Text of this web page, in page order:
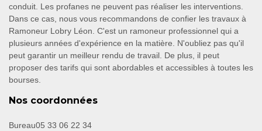
conduit. Les profanes ne peuvent pas réaliser les interventions.
Dans ce cas, nous vous recommandons de confier les travaux à
Ramoneur Lobry Léon. C'est un ramoneur professionnel qui a
plusieurs années d'expérience en la matière. N'oubliez pas qu'il
peut garantir un meilleur rendu de travail. De plus, il peut
proposer des tarifs qui sont abordables et accessibles à toutes les
bourses.
Nos coordonnées
Bureau05 33 06 22 34